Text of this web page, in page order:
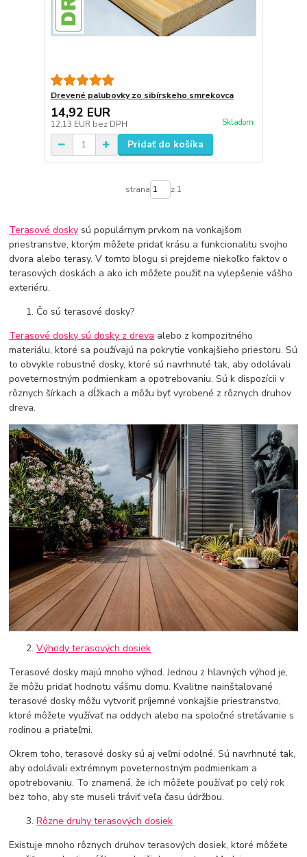
Drevené palubovky zo sibírskeho smrekovca
14,92 EUR
12,13 EUR bez DPH Skladom
Pridať do košíka
strana z 1
Terasové dosky sú populárnym prvkom na vonkajšom
priestranstve, ktorým môžete pridať krásu a funkcionalitu svojho
dvora alebo terasy. V tomto blogu si prejdeme niekoľko faktov o
terasových doskách a ako ich môžete použiť na vylepšenie vášho
exteriéru.
Čo sú terasové dosky?
Terasové dosky sú dosky z dreva alebo z kompozitného
materiálu, ktoré sa používajú na pokrytie vonkajšieho priestoru. Sú
to obvykle robustné dosky, ktoré sú navrhnuté tak, aby odolávali
poveternostným podmienkam a opotrebovaniu. Sú k dispozícii v
rôznych šírkach a dĺžkach a môžu byť vyrobené z rôznych druhov
dreva.
Výhody terasových dosiek
Terasové dosky majú mnoho výhod. Jednou z hlavných výhod je,
že môžu pridať hodnotu vášmu domu. Kvalitne nainštalované
terasové dosky môžu vytvoriť príjemné vonkajšie priestranstvo,
ktoré môžete využívať na oddych alebo na spoločné stretávanie s
rodinou a priateľmi.
Okrem toho, terasové dosky sú aj veľmi odolné. Sú navrhnuté tak,
aby odolávali extrémnym poveternostným podmienkam a
opotrebovaniu. To znamená, že ich môžete používať po celý rok
bez toho, aby ste museli tráviť veľa času údržbou.
Rôzne druhy terasových dosiek
Existuje mnoho rôznych druhov terasových dosiek, ktoré môžete